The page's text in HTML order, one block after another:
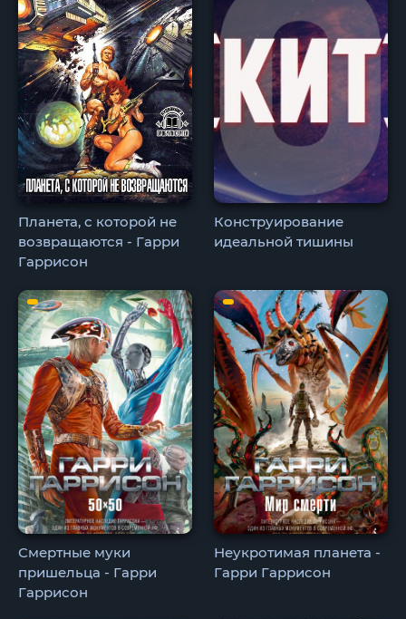
Планета, с которой не
возвращаются - Гарри
Гаррисон
Конструирование
идеальной тишины
Смертные муки
пришельца - Гарри
Гаррисон
Неукротимая планета -
Гарри Гаррисон